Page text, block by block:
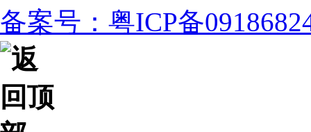
备案号：粤ICP备